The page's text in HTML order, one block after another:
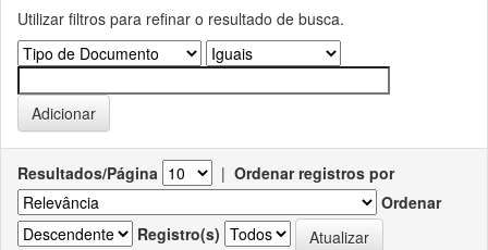
Utilizar filtros para refinar o resultado de busca.
Resultados/Página | Ordenar registros por
Ordenar
Registro(s)